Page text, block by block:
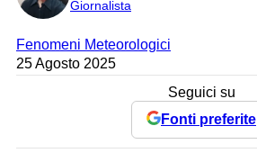
Giornalista
Fenomeni Meteorologici
25 Agosto 2025
Seguici su
Fonti preferite